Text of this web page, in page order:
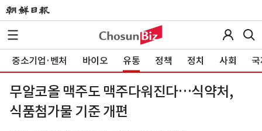
중소기업·벤처 바이오 유통 정책 정치 사회
무알코올 맥주도 맥주다워진다…식약처,
식품첨가물 기준 개편